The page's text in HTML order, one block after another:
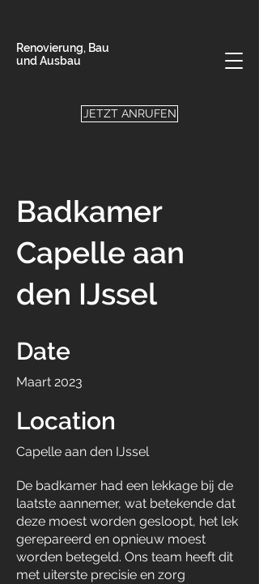
Renovierung, Bau
und Ausbau
JETZT ANRUFEN
Badkamer
Capelle aan
den IJssel
Date
Maart 2023
Location
Capelle aan den IJssel
De badkamer had een lekkage bij de
laatste aannemer, wat betekende dat
deze moest worden gesloopt, het lek
gerepareerd en opnieuw moest
worden betegeld. Ons team heeft dit
met uiterste precisie en zorg